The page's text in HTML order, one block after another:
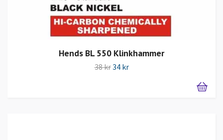
Hends BL 550 Klinkhammer
38 kr34 kr